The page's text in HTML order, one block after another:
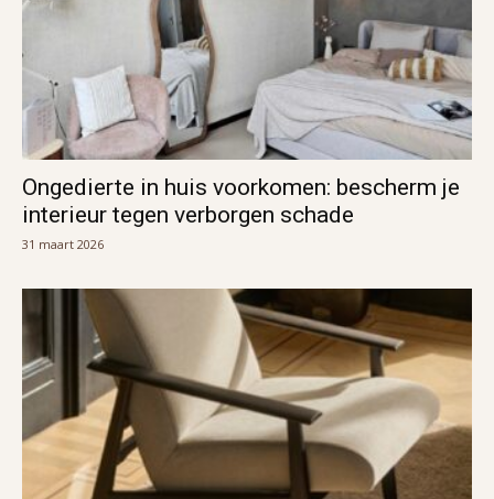
Ongedierte in huis voorkomen: bescherm je
interieur tegen verborgen schade
31 maart 2026